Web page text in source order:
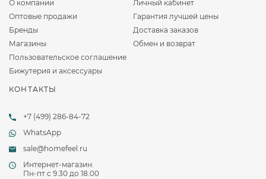
О компании
Оптовые продажи
Бренды
Магазины
Пользовательское соглашение
Бижутерия и аксессуары
Личный кабинет
Гарантия лучшей цены
Доставка заказов
Обмен и возврат
КОНТАКТЫ
+7 (499) 286-84-72
WhatsApp
sale@homefeel.ru
Интернет-магазин:
Пн-пт c 9.30 до 18.00